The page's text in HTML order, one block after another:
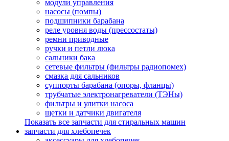
модули управления
насосы (помпы)
подшипники барабана
реле уровня воды (прессостаты)
ремни приводные
ручки и петли люка
сальники бака
сетевые фильтры (фильтры радиопомех)
смазка для сальников
суппорты барабана (опоры, фланцы)
трубчатые электронагреватели (ТЭНы)
фильтры и улитки насоса
щетки и датчики двигателя
Показать все запчасти для стиральных машин
запчасти для хлебопечек